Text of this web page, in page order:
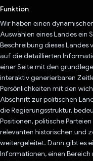
Funktion
Wir haben einen
Auswählen eines Landes ein
Beschreibung dieses
auf die detaillierten
einer Seite mit den
interaktiv generierbaren
Persönlichkeiten mit den
Abschnitt zur politischen
die Regierungsstruktur,
Positionen, politische
relevanten historischen und
weitergeleitet. Dann gibt es
Informationen, einen